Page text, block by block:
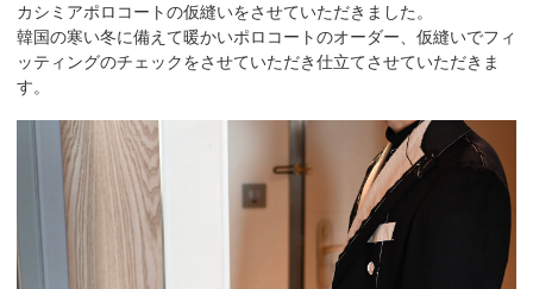
カシミアポロコートの仮縫いをさせていただきました。
韓国の寒い冬に備えて暖かいポロコートのオーダー、仮縫いでフィ
ッティングのチェックをさせていただき仕立てさせていただきま
す。